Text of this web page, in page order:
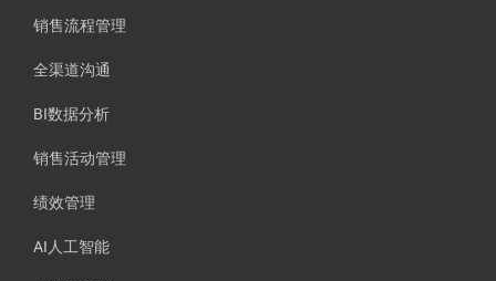
销售流程管理
全渠道沟通
BI数据分析
销售活动管理
绩效管理
AI人工智能